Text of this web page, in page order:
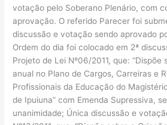
votação pelo Soberano Plenário, com
aprovação. O referido Parecer foi
discussão e votação sendo aprovado
Ordem do dia foi colocado em 2ª
Projeto de Lei Nº06/2011, que: “Dispõe
anual no Plano de Cargos, Carreiras e
Profissionais da Educação do
de Ipuiuna” com Emenda Supressiva,
unanimidade; Única discussão e